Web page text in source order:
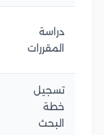
دراسة
المقررات
تسجيل
خطة
البحث